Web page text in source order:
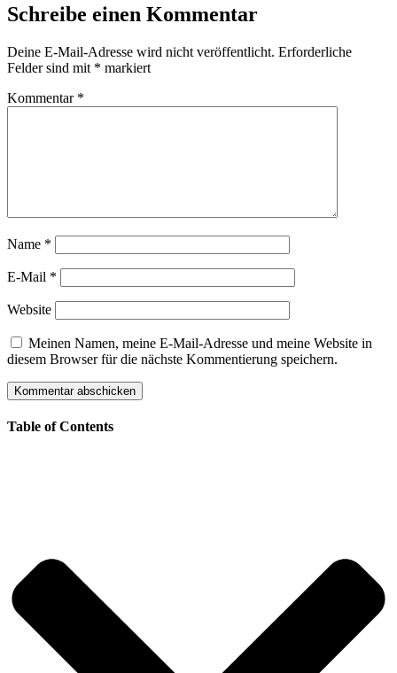
Schreibe einen Kommentar
Deine E-Mail-Adresse wird nicht veröffentlicht. Erforderliche
Felder sind mit * markiert
Kommentar *
Name *
E-Mail *
Website
Meinen Namen, meine E-Mail-Adresse und meine Website in
diesem Browser für die nächste Kommentierung speichern.
Table of Contents